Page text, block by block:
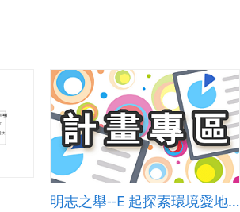
明志之舉--E 起探索環境愛地球